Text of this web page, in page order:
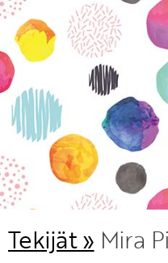
Etkö ole vielä
jäsen?
Liity tästä!
Tekijät » Mira